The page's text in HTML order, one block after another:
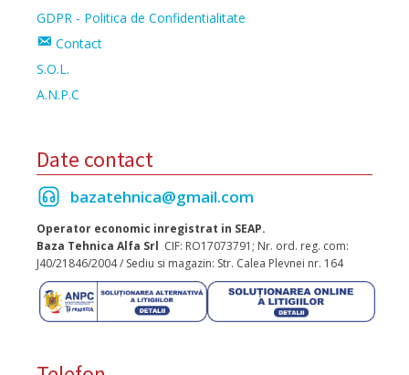
GDPR - Politica de Confidentialitate
Contact
S.O.L.
A.N.P.C
Date contact
bazatehnica@gmail.com
Operator economic inregistrat in SEAP.
Baza Tehnica Alfa Srl CIF: RO17073791; Nr. ord. reg. com:
J40/21846/2004 / Sediu si magazin: Str. Calea Plevnei nr. 164